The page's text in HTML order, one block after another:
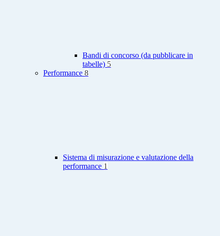
Bandi di concorso (da pubblicare in
tabelle) 5
Performance 8
Sistema di misurazione e valutazione della
performance 1